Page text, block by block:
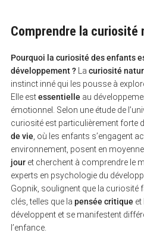
Comprendre la curiosité
Pourquoi la curiosité des enfants
développement ?La curiosité
instinct inné qui les pousse à
Elle estessentielle au
émotionnel. Selon une étude de
curiosité est particulièrement forte
de vie , où les enfants s’engagent
environnement, posent en
jouret cherchent à comprendre le
experts en psychologie du
Gopnik, soulignent que la curiosité
clés, telles que la pensée critique et
développent et se manifestent
l’enfance.